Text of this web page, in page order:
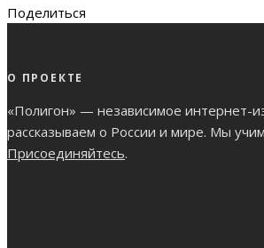
Поделиться
О ПРОЕКТЕ
«Полигон» — независимое интернет-
рассказываем о России и мире. Мы
Присоединяйтесь.